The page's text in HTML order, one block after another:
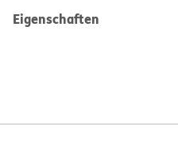
Eigenschaften